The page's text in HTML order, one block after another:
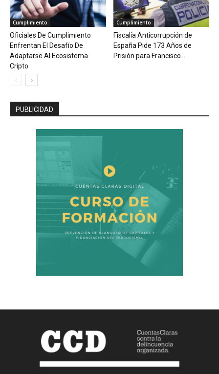
Cumplimiento
Oficiales De Cumplimiento
Enfrentan El Desafío De
Adaptarse Al Ecosistema
Cripto
Cumplimiento
Fiscalía Anticorrupción de
España Pide 173 Años de
Prisión para Francisco...
PUBLICIDAD